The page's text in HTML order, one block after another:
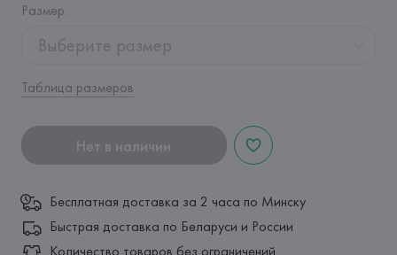
Размер:
Выберите размер
Таблица размеров
Нет в наличии
Бесплатная доставка за 2 часа по Минску
Быстрая доставка по Беларуси и России
Количество товаров без ограничений